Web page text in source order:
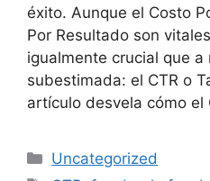
éxito. Aunque el Costo
Por Resultado son
igualmente crucial que a
subestimada: el CTR o
artículo desvela cómo el
Categorías
Uncategorized